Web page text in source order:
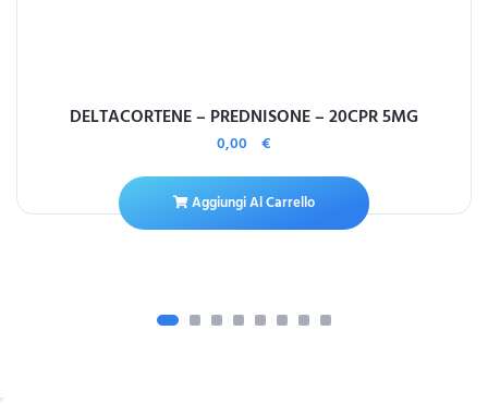
DELTACORTENE – PREDNISONE – 20CPR 5MG
0,00 €
Aggiungi Al Carrello